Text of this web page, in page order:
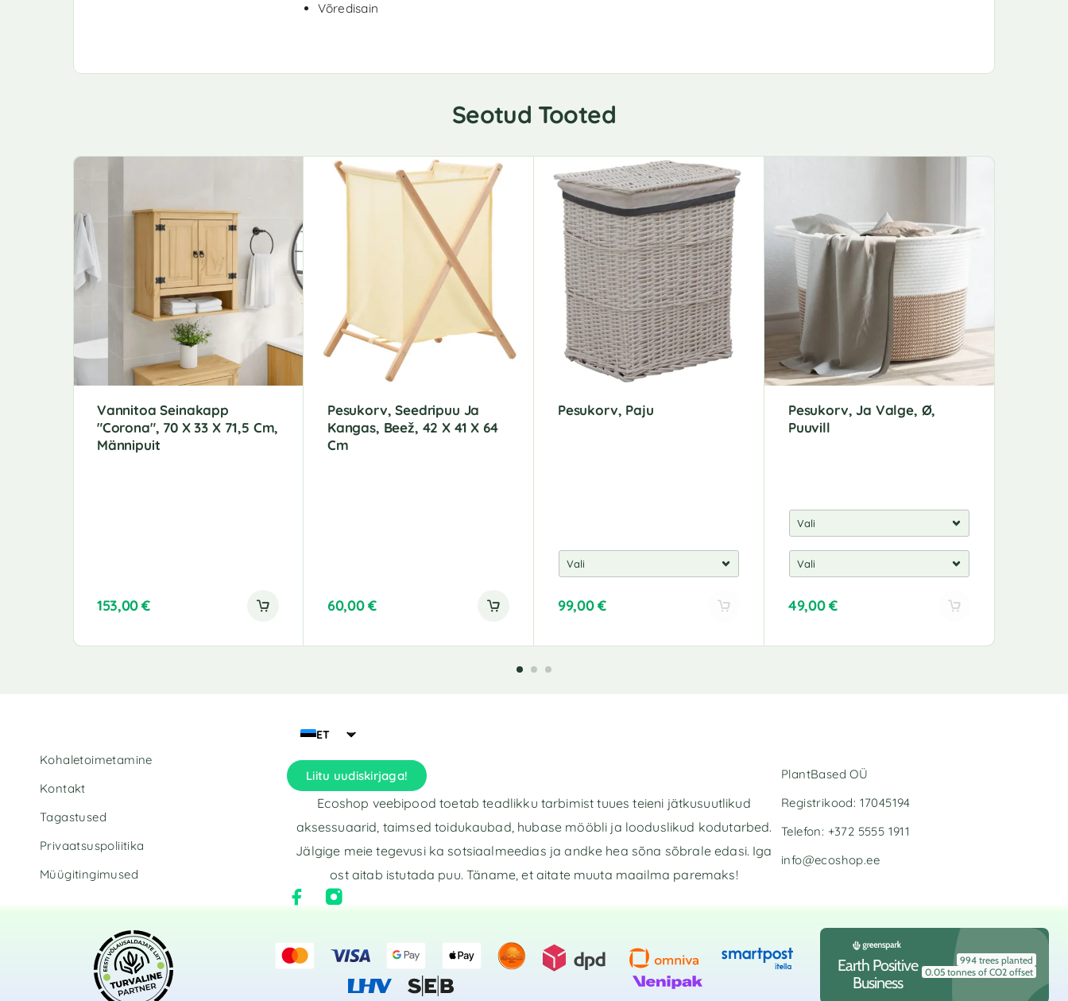
Võredisain
Seotud Tooted
Vannitoa Seinakapp
"Corona", 70 X 33 X 71,5 Cm,
Männipuit
153,00€
Pesukorv, Seedripuu Ja
Kangas, Beež, 42 X 41 X 64
Cm
60,00€
Pesukorv, Paju
99,00€
l
e
Pesukorv, Ja Valge, Ø,
Puuvill
49,00€
l
v
Kohaletoimetamine
Kontakt
Tagastused
Privaatsuspoliitika
Müügitingimused
ET
Liitu uudiskirjaga!
Ecoshop veebipood toetab teadlikku tarbimist tuues teieni jätkusuutlikud
aksessuaarid, taimsed toidukaubad, hubase mööbli ja looduslikud kodutarbed.
Jälgige meie tegevusi ka sotsiaalmeedias ja andke hea sõna sõbrale edasi. Iga
ost aitab istutada puu. Täname, et aitate muuta maailma paremaks!
PlantBased OÜ
Registrikood: 17045194
Telefon: +372 5555 1911
info@ecoshop.ee
Earth Positive
Business
994 trees planted
0.05 tonnes of CO2 offset